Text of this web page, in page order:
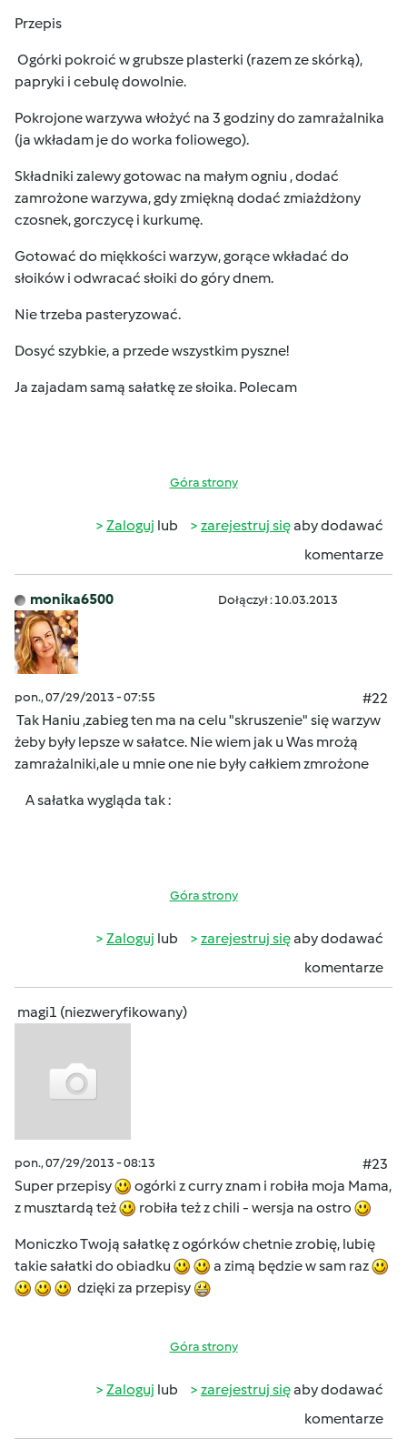
Przepis
Ogórki pokroić w grubsze plasterki (razem ze skórką),
papryki i cebulę dowolnie.
Pokrojone warzywa włożyć na 3 godziny do zamrażalnika
(ja wkładam je do worka foliowego).
Składniki zalewy gotowac na małym ogniu , dodać
zamrożone warzywa, gdy zmiękną dodać zmiażdżony
czosnek, gorczycę i kurkumę.
Gotować do miękkości warzyw, gorące wkładać do
słoików i odwracać słoiki do góry dnem.
Nie trzeba pasteryzować.
Dosyć szybkie, a przede wszystkim pyszne!
Ja zajadam samą sałatkę ze słoika. Polecam
Góra strony
Zaloguj lub zarejestruj sięaby dodawać
komentarze
monika6500 Dołączył : 10.03.2013
pon., 07/29/2013 - 07:55
#22
Tak Haniu ,zabieg ten ma na celu "skruszenie" się warzyw
żeby były lepsze w sałatce. Nie wiem jak u Was mrożą
zamrażalniki,ale u mnie one nie były całkiem zmrożone
A sałatka wygląda tak :
Góra strony
Zaloguj lub zarejestruj sięaby dodawać
komentarze
magi1 (niezweryfikowany)
pon., 07/29/2013 - 08:13
#23
Super przepisy
ogórki z curry znam i robiła moja Mama,
z musztardą też
robiła też z chili - wersja na ostro
Moniczko Twoją sałatkę z ogórków chetnie zrobię, lubię
takie sałatki do obiadku
a zimą będzie w sam raz
dzięki za przepisy
Góra strony
Zaloguj lub zarejestruj sięaby dodawać
komentarze